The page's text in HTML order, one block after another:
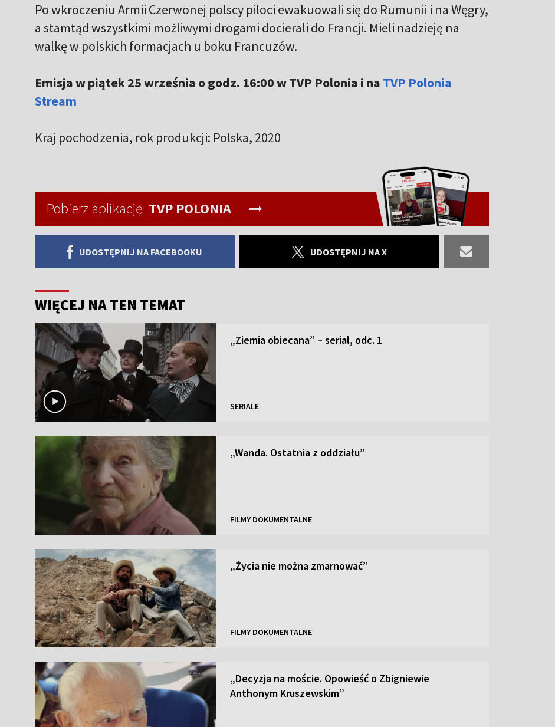
Po wkroczeniu Armii Czerwonej polscy piloci ewakuowali się do Rumunii i na Węgry,
a stamtąd wszystkimi możliwymi drogami docierali do Francji. Mieli nadzieję na
walkę w polskich formacjach u boku Francuzów.
Emisja w piątek 25 września o godz. 16:00 w TVP Polonia i na TVP Polonia
Stream
Kraj pochodzenia, rok produkcji: Polska, 2020
Pobierz aplikację TVP POLONIA
UDOSTĘPNIJ NA FACEBOOKU UDOSTĘPNIJ NA X
WIĘCEJ NA TEN TEMAT
„Ziemia obiecana” – serial, odc. 1
SERIALE
„Wanda. Ostatnia z oddziału”
FILMY DOKUMENTALNE
„Życia nie można zmarnować”
FILMY DOKUMENTALNE
„Decyzja na moście. Opowieść o Zbigniewie
Anthonym Kruszewskim”